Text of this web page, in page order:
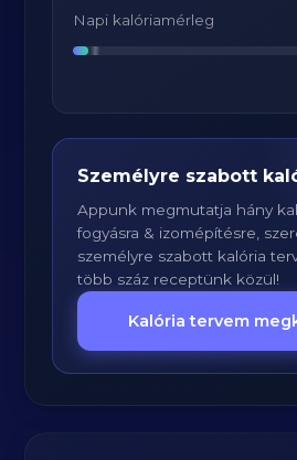
Napi kalóriamérleg
Személyre szabott
Appunk megmutatja hány
fogyásra & izomépítésre,
személyre szabott kalória
több száz receptünk közül!
Kalória tervem